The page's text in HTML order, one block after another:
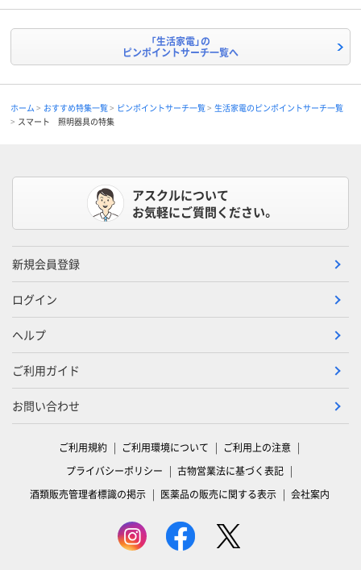
「生活家電」の
ピンポイントサーチ一覧へ
ホーム おすすめ特集一覧 ピンポイントサーチ一覧
生活家電のピンポイントサーチ一覧
スマート 照明器具の特集
アスクルについて
お気軽にご質問ください。
新規会員登録
ログイン
ヘルプ
ご利用ガイド
お問い合わせ
ご利用規約 ご利用環境について
ご利用上の注意
プライバシーポリシー
古物営業法に基づく表記
酒類販売管理者標識の掲示
医薬品の販売に関する表示 会社案内